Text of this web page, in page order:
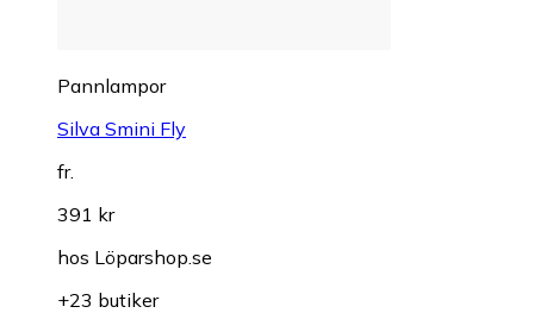
Pannlampor
Silva Smini Fly
fr.
391 kr
hos Löparshop.se
+23 butiker